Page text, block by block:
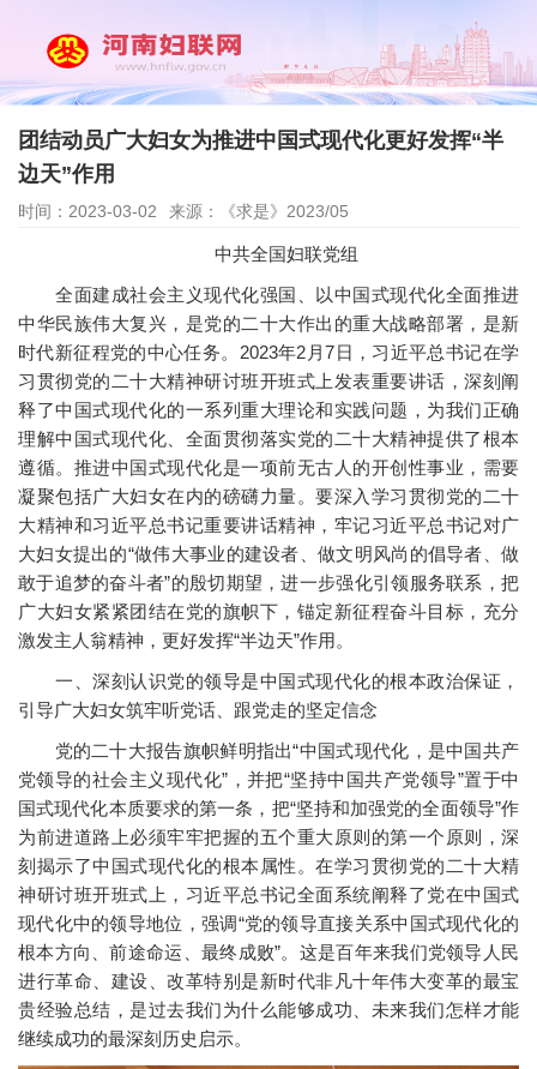
团结动员广大妇女为推进中国式现代化更好发挥“半
边天”作用
时间：2023-03-02 来源：《求是》2023/05
中共全国妇联党组
全面建成社会主义现代化强国、以中国式现代化全面推进
中华民族伟大复兴，是党的二十大作出的重大战略部署，是新
时代新征程党的中心任务。2023年2月7日，习近平总书记在学
习贯彻党的二十大精神研讨班开班式上发表重要讲话，深刻阐
释了中国式现代化的一系列重大理论和实践问题，为我们正确
理解中国式现代化、全面贯彻落实党的二十大精神提供了根本
遵循。推进中国式现代化是一项前无古人的开创性事业，需要
凝聚包括广大妇女在内的磅礴力量。要深入学习贯彻党的二十
大精神和习近平总书记重要讲话精神，牢记习近平总书记对广
大妇女提出的“做伟大事业的建设者、做文明风尚的倡导者、做
敢于追梦的奋斗者”的殷切期望，进一步强化引领服务联系，把
广大妇女紧紧团结在党的旗帜下，锚定新征程奋斗目标，充分
激发主人翁精神，更好发挥“半边天”作用。
一、深刻认识党的领导是中国式现代化的根本政治保证，
引导广大妇女筑牢听党话、跟党走的坚定信念
党的二十大报告旗帜鲜明指出“中国式现代化，是中国共产
党领导的社会主义现代化”，并把“坚持中国共产党领导”置于中
国式现代化本质要求的第一条，把“坚持和加强党的全面领导”作
为前进道路上必须牢牢把握的五个重大原则的第一个原则，深
刻揭示了中国式现代化的根本属性。在学习贯彻党的二十大精
神研讨班开班式上，习近平总书记全面系统阐释了党在中国式
现代化中的领导地位，强调“党的领导直接关系中国式现代化的
根本方向、前途命运、最终成败”。这是百年来我们党领导人民
进行革命、建设、改革特别是新时代非凡十年伟大变革的最宝
贵经验总结，是过去我们为什么能够成功、未来我们怎样才能
继续成功的最深刻历史启示。